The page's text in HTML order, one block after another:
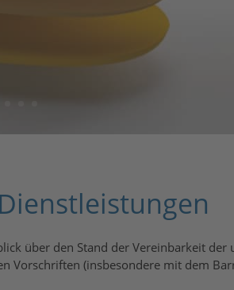
über den Stand der Vereinbarkeit der
Vorschriften (insbesondere mit dem